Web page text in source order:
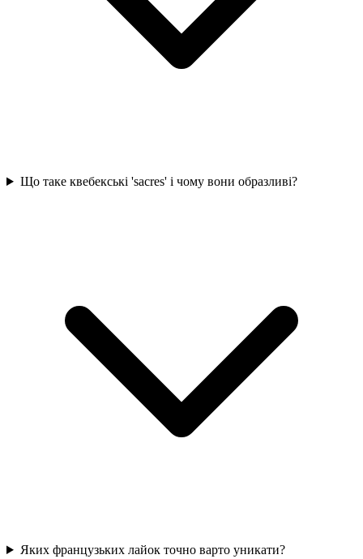
Що таке квебекські 'sacres' і чому вони образливі?
Яких французьких лайок точно варто уникати?